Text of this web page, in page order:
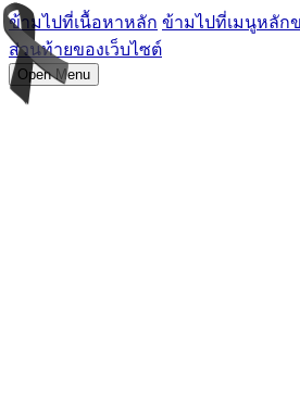
ข้ามไปที่เนื้อหาหลัก ข้ามไปที่เมนูหลัก
ส่วนท้ายของเว็บไซต์
Open Menu